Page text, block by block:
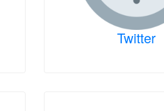
Twitter